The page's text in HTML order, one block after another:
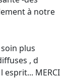
à notre
plus
, d
MERCI